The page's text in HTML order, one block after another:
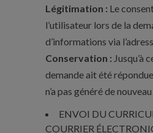
Légitimation : Le
l’utilisateur lors de la
d’informations via
Conservation : Jusqu’à
demande ait été
n’a pas généré de
ENVOI DU
COURRIER